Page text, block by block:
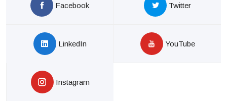
Facebook Twitter
LinkedIn YouTube
Instagram